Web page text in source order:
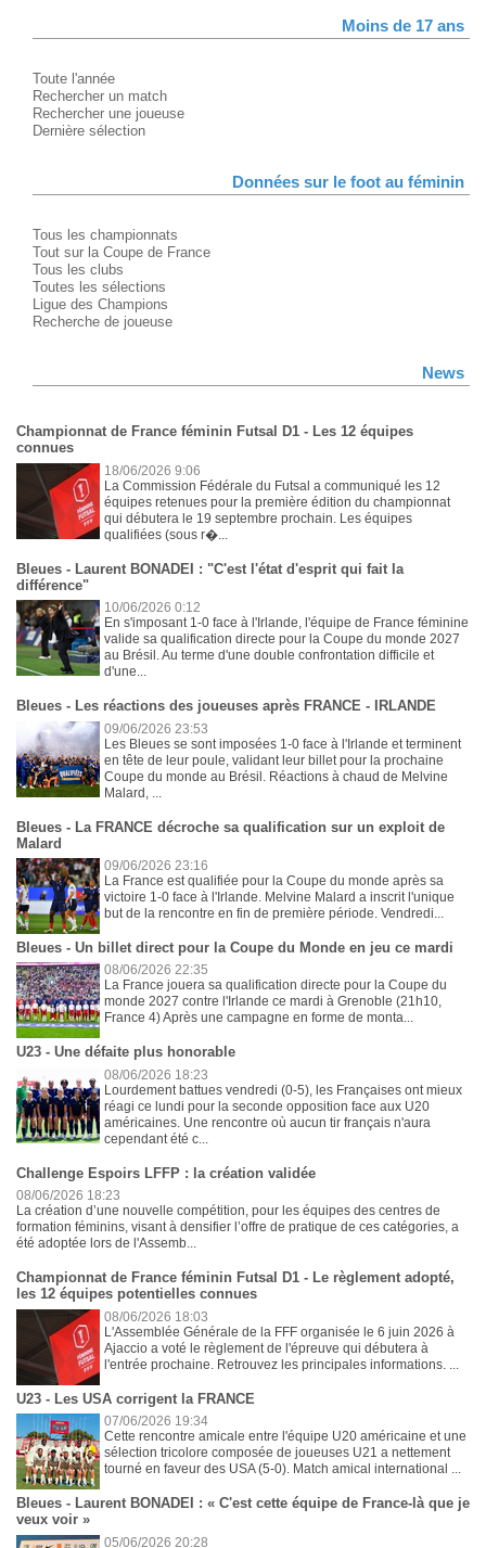
Moins de 17 ans
Toute l'année
Rechercher un match
Rechercher une joueuse
Dernière sélection
Données sur le foot au féminin
Tous les championnats
Tout sur la Coupe de France
Tous les clubs
Toutes les sélections
Ligue des Champions
Recherche de joueuse
News
Championnat de France féminin Futsal D1 - Les 12 équipes
connues
18/06/2026 9:06
La Commission Fédérale du Futsal a communiqué les 12
équipes retenues pour la première édition du championnat
qui débutera le 19 septembre prochain. Les équipes
qualifiées (sous r�...
Bleues - Laurent BONADEI : "C'est l'état d'esprit qui fait la
différence"
10/06/2026 0:12
En s'imposant 1-0 face à l'Irlande, l'équipe de France féminine
valide sa qualification directe pour la Coupe du monde 2027
au Brésil. Au terme d'une double confrontation difficile et
d'une...
Bleues - Les réactions des joueuses après FRANCE - IRLANDE
09/06/2026 23:53
Les Bleues se sont imposées 1-0 face à l'Irlande et terminent
en tête de leur poule, validant leur billet pour la prochaine
Coupe du monde au Brésil. Réactions à chaud de Melvine
Malard, ...
Bleues - La FRANCE décroche sa qualification sur un exploit de
Malard
09/06/2026 23:16
La France est qualifiée pour la Coupe du monde après sa
victoire 1-0 face à l'Irlande. Melvine Malard a inscrit l'unique
but de la rencontre en fin de première période. Vendredi...
Bleues - Un billet direct pour la Coupe du Monde en jeu ce mardi
08/06/2026 22:35
La France jouera sa qualification directe pour la Coupe du
monde 2027 contre l'Irlande ce mardi à Grenoble (21h10,
France 4) Après une campagne en forme de monta...
U23 - Une défaite plus honorable
08/06/2026 18:23
Lourdement battues vendredi (0-5), les Françaises ont mieux
réagi ce lundi pour la seconde opposition face aux U20
américaines. Une rencontre où aucun tir français n'aura
cependant été c...
Challenge Espoirs LFFP : la création validée
08/06/2026 18:23
La création d’une nouvelle compétition, pour les équipes des centres de
formation féminins, visant à densifier l’offre de pratique de ces catégories, a
été adoptée lors de l'Assemb...
Championnat de France féminin Futsal D1 - Le règlement adopté,
les 12 équipes potentielles connues
08/06/2026 18:03
L'Assemblée Générale de la FFF organisée le 6 juin 2026 à
Ajaccio a voté le règlement de l'épreuve qui débutera à
l'entrée prochaine. Retrouvez les principales informations. ...
U23 - Les USA corrigent la FRANCE
07/06/2026 19:34
Cette rencontre amicale entre l'équipe U20 américaine et une
sélection tricolore composée de joueuses U21 a nettement
tourné en faveur des USA (5-0). Match amical international ...
Bleues - Laurent BONADEI : « C'est cette équipe de France-là que je
veux voir »
05/06/2026 20:28